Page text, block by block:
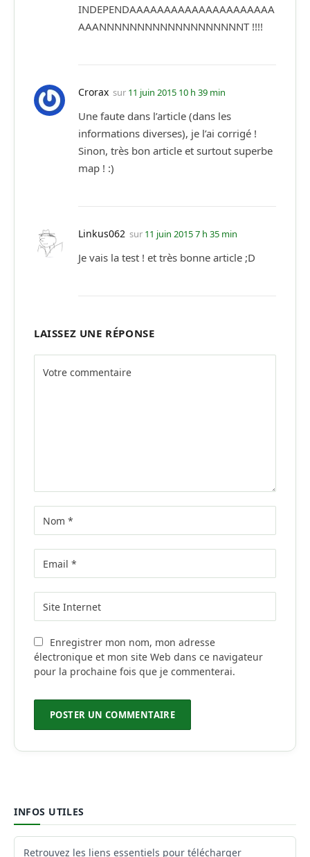
INDEPENDAAAAAAAAAAAAAAAAAAAAA
AAANNNNNNNNNNNNNNNNNNNT !!!!
Crorax sur 11 juin 2015 10 h 39 min
Une faute dans l’article (dans les
informations diverses), je l’ai corrigé !
Sinon, très bon article et surtout superbe
map ! :)
Linkus062 sur 11 juin 2015 7 h 35 min
Je vais la test ! et très bonne article ;D
LAISSEZ UNE RÉPONSE
Enregistrer mon nom, mon adresse
électronique et mon site Web dans ce navigateur
pour la prochaine fois que je commenterai.
INFOS UTILES
Retrouvez les liens essentiels pour télécharger